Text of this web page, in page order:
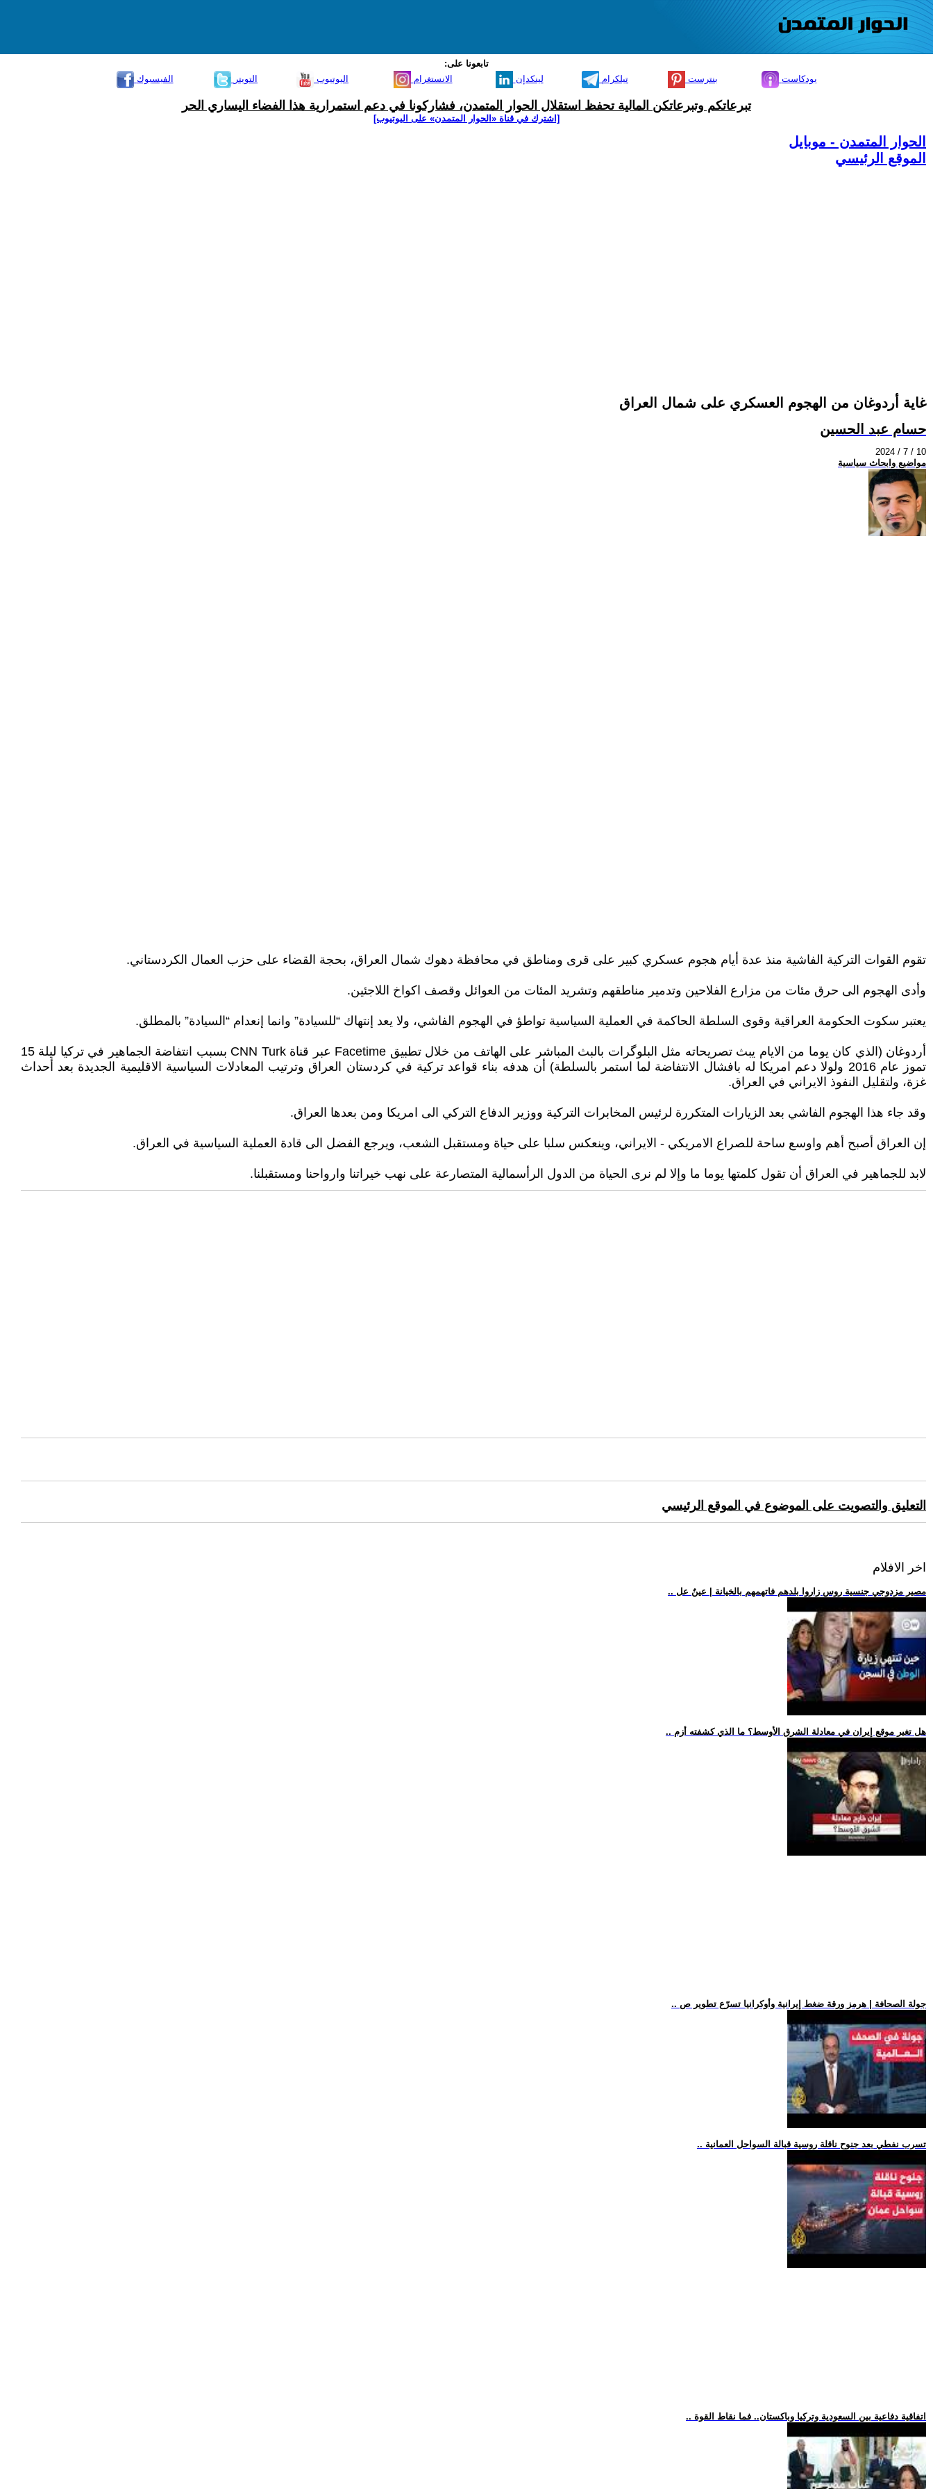
تابعونا على:
الفيسبوك
التويتر اليوتيوب الانستغرام لينكدإن تيلكرام بنترست بودكاست
تبرعاتكم وتبرعاتكن المالية تحفظ استقلال الحوار المتمدن، فشاركونا في دعم استمرارية هذا الفضاء اليساري الحر
[اشترك في قناة ‫«الحوار المتمدن» على اليوتيوب]
الحوار المتمدن - موبايل
الموقع الرئيسي
غاية أردوغان من الهجوم العسكري على شمال العراق
حسام عبد الحسين
2024 / 7 / 10
مواضيع وابحاث سياسية
تقوم القوات التركية الفاشية منذ عدة أيام هجوم عسكري كبير على قرى ومناطق في محافظة دهوك شمال العراق، بحجة القضاء على حزب العمال الكردستاني.
وأدى الهجوم الى حرق مئات من مزارع الفلاحين وتدمير مناطقهم وتشريد المئات من العوائل وقصف اكواخ اللاجئين.
يعتبر سكوت الحكومة العراقية وقوى السلطة الحاكمة في العملية السياسية تواطؤ في الهجوم الفاشي، ولا يعد إنتهاك “للسيادة” وانما إنعدام “السيادة” بالمطلق.
أردوغان (الذي كان يوما من الايام يبث تصريحاته مثل البلوگرات بالبث المباشر على الهاتف من خلال تطبيق Facetime عبر قناة CNN Turk بسبب انتفاضة الجماهير في تركيا ليلة 15
تموز عام 2016 ولولا دعم امريكا له بافشال الانتفاضة لما استمر بالسلطة) أن هدفه بناء قواعد تركية في كردستان العراق وترتيب المعادلات السياسية الاقليمية الجديدة بعد أحداث
غزة، ولتقليل النفوذ الايراني في العراق.
وقد جاء هذا الهجوم الفاشي بعد الزيارات المتكررة لرئيس المخابرات التركية ووزير الدفاع التركي الى امريكا ومن بعدها العراق.
إن العراق أصبح أهم واوسع ساحة للصراع الامريكي - الايراني، وينعكس سلبا على حياة ومستقبل الشعب، ويرجع الفضل الى قادة العملية السياسية في العراق.
لابد للجماهير في العراق أن تقول كلمتها يوما ما وإلا لم نرى الحياة من الدول الرأسمالية المتصارعة على نهب خيراتنا وارواحنا ومستقبلنا.
التعليق والتصويت على الموضوع في الموقع الرئيسي
اخر الافلام
.. مصير مزدوجي جنسية روس زاروا بلدهم فاتهمهم بالخيانة | عينٌ عل
.. هل تغير موقع إيران في معادلة الشرق الأوسط؟ ما الذي كشفته أزم
.. جولة الصحافة | هرمز ورقة ضغط إيرانية وأوكرانيا تسرّع تطوير ص
.. تسرب نفطي بعد جنوح ناقلة روسية قبالة السواحل العمانية
.. اتفاقية دفاعية بين السعودية وتركيا وباكستان.. فما نقاط القوة